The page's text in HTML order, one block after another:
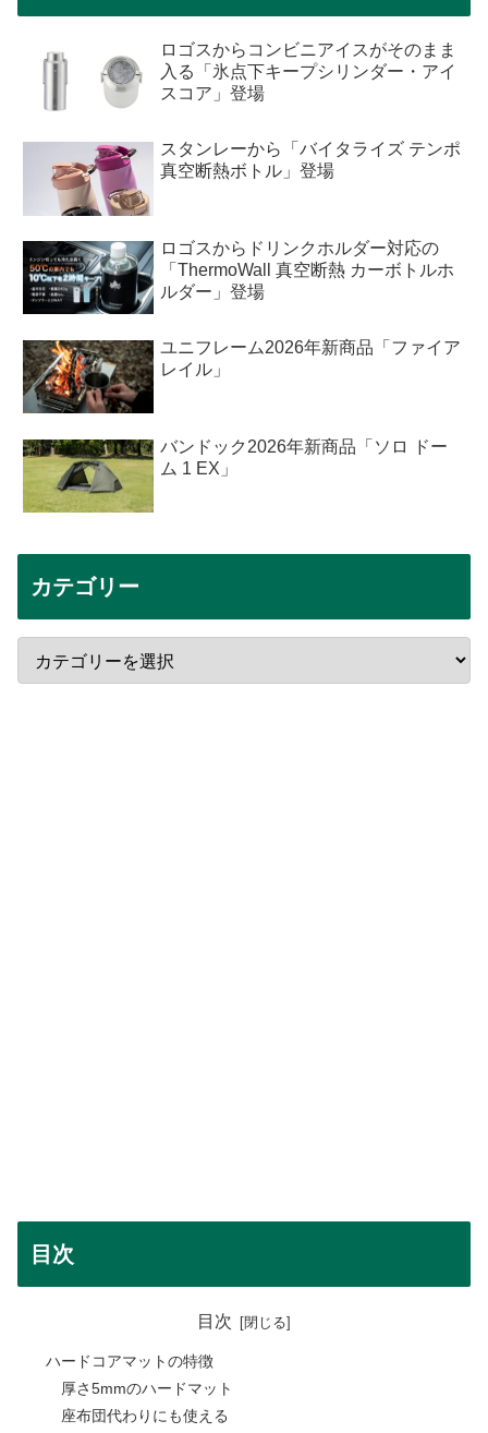
ロゴスからコンビニアイスがそのまま
入る「氷点下キープシリンダー・アイ
スコア」登場
スタンレーから「バイタライズ テンポ
真空断熱ボトル」登場
ロゴスからドリンクホルダー対応の
「ThermoWall 真空断熱 カーボトルホ
ルダー」登場
ユニフレーム2026年新商品「ファイア
レイル」
バンドック2026年新商品「ソロ ドー
ム 1 EX」
カテゴリー
目次
目次
ハードコアマットの特徴
厚さ5mmのハードマット
座布団代わりにも使える